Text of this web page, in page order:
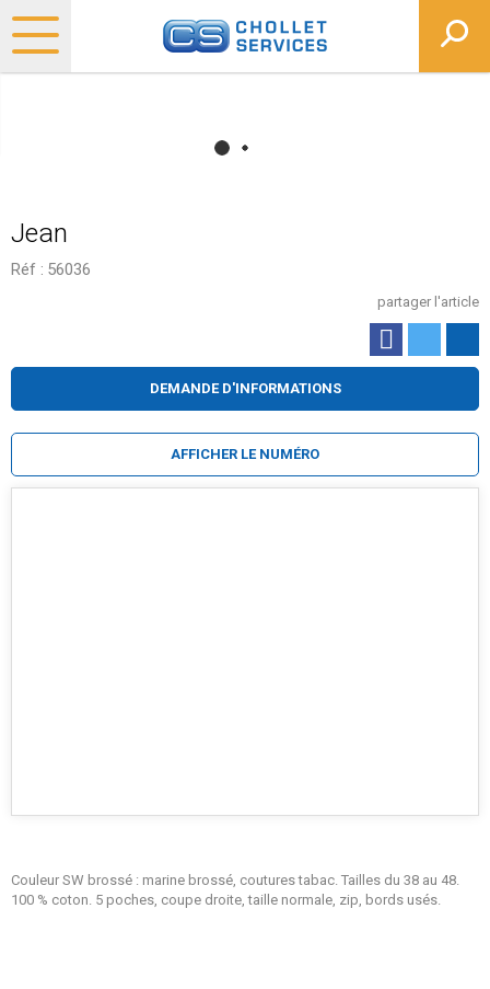
Jean
Réf : 56036
partager l'article
Couleur SW brossé : marine brossé, coutures tabac. Tailles du 38 au 48.
100 % coton. 5 poches, coupe droite, taille normale, zip, bords usés.
DEMANDE D'INFORMATIONS
AFFICHER LE NUMÉRO